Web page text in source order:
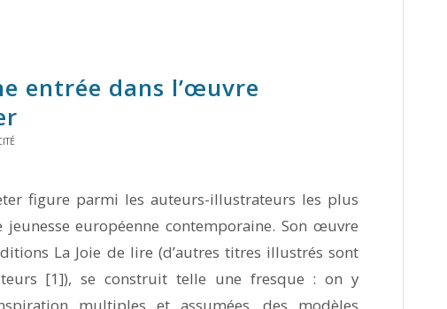
entrée dans l’œuvre
figure parmi les auteurs-illustrateurs les plus
européenne contemporaine. Son œuvre
La Joie de lire (d’autres titres illustrés sont
[1]), se construit telle une fresque : on y
multiples et assumées, des modèles